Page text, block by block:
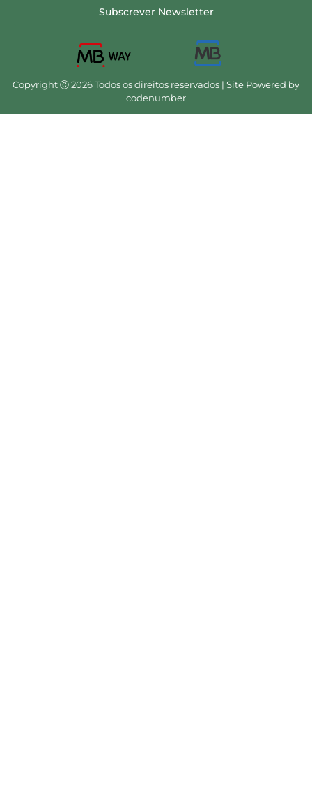
Subscrever Newsletter
Copyright Ⓒ 2026 Todos os direitos reservados | Site Powered by
codenumber